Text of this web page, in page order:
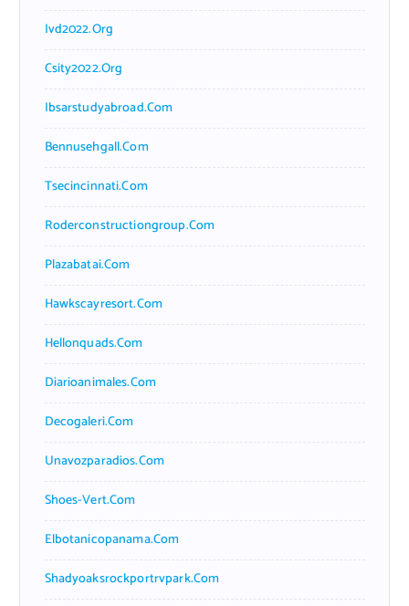
Ivd2022.org
Csity2022.org
Ibsarstudyabroad.com
Bennusehgall.com
Tsecincinnati.com
Roderconstructiongroup.com
Plazabatai.com
Hawkscayresort.com
Hellonquads.com
Diarioanimales.com
Decogaleri.com
Unavozparadios.com
Shoes-Vert.com
Elbotanicopanama.com
Shadyoaksrockportrvpark.com